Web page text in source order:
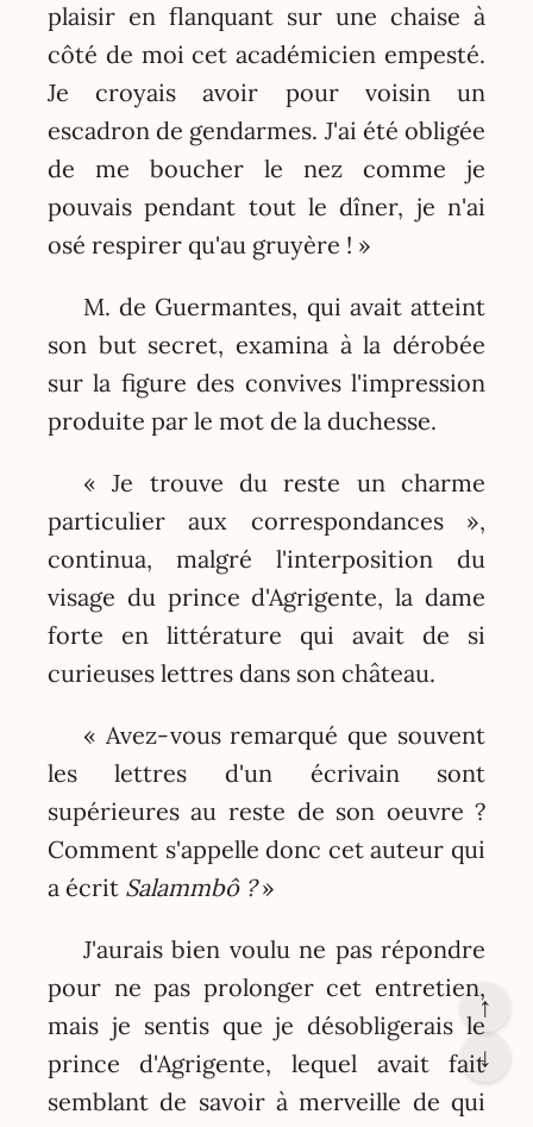
plaisir en flanquant sur une chaise à
côté de moi cet académicien empesté.
Je croyais avoir pour voisin un
escadron de gendarmes. J'ai été obligée
de me boucher le nez comme je
pouvais pendant tout le dîner, je n'ai
osé respirer qu'au gruyère ! »
M. de Guermantes, qui avait atteint
son but secret, examina à la dérobée
sur la figure des convives l'impression
produite par le mot de la duchesse.
« Je trouve du reste un charme
particulier aux correspondances »,
continua, malgré l'interposition du
visage du prince d'Agrigente, la dame
forte en littérature qui avait de si
curieuses lettres dans son château.
« Avez-vous remarqué que souvent
les lettres d'un écrivain sont
supérieures au reste de son oeuvre ?
Comment s'appelle donc cet auteur qui
a écrit Salammbô ?»
J'aurais bien voulu ne pas répondre
pour ne pas prolonger cet entretien,
mais je sentis que je désobligerais le
prince d'Agrigente, lequel avait fait
semblant de savoir à merveille de qui
↑
↓